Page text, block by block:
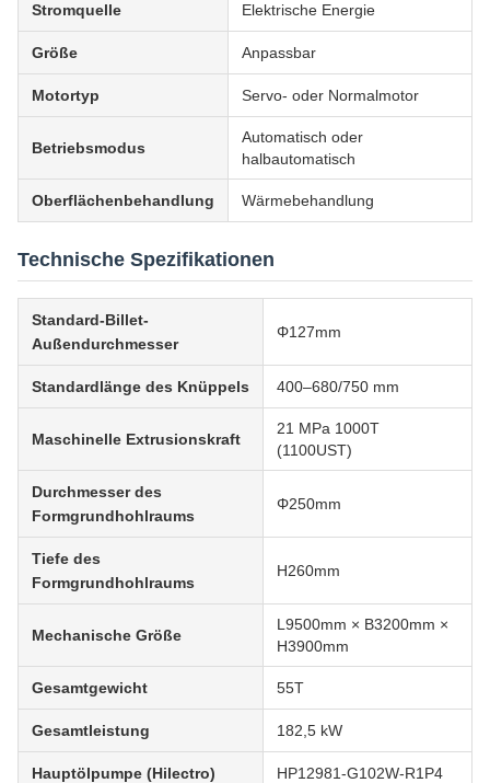
Stromquelle Elektrische Energie
Größe Anpassbar
Motortyp Servo- oder Normalmotor
Betriebsmodus
Automatisch oder
halbautomatisch
Oberflächenbehandlung Wärmebehandlung
Technische Spezifikationen
Standard-Billet-
Außendurchmesser
Φ127mm
Standardlänge des Knüppels 400–680/750 mm
Maschinelle Extrusionskraft
21 MPa 1000T
(1100UST)
Durchmesser des
Formgrundhohlraums
Φ250mm
Tiefe des
Formgrundhohlraums
H260mm
Mechanische Größe
L9500mm × B3200mm ×
H3900mm
Gesamtgewicht 55T
Gesamtleistung 182,5 kW
Hauptölpumpe (Hilectro) HP12981-G102W-R1P4